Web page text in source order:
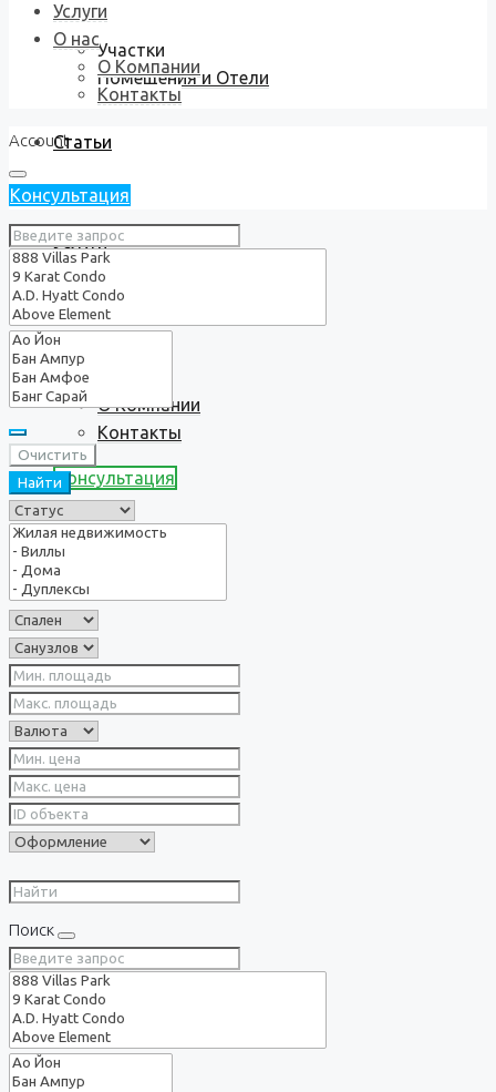
Участки
Помещения и Отели
Статьи
Услуги
О нас
О Компании
Контакты
Консультация
Услуги
О нас
О Компании
Контакты
Account
Консультация
Очистить
Найти
Поиск